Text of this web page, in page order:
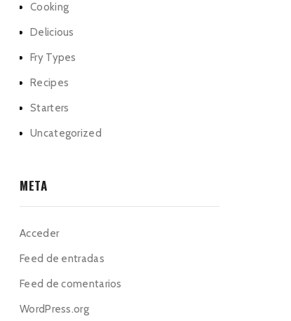
Cooking
Delicious
Fry Types
Recipes
Starters
Uncategorized
META
Acceder
Feed de entradas
Feed de comentarios
WordPress.org